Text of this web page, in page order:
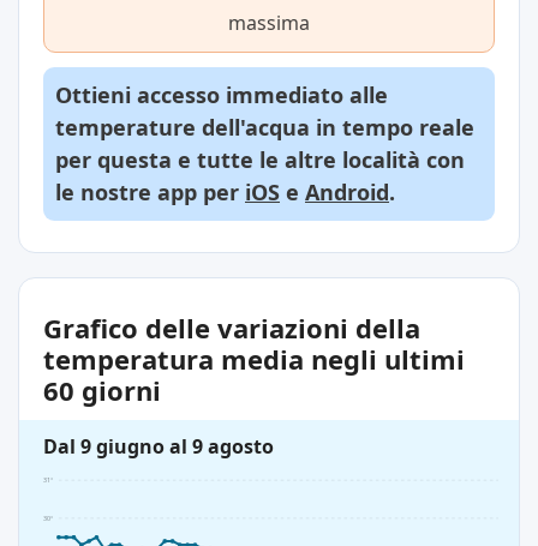
massima
Ottieni accesso immediato alle
temperature dell'acqua in tempo reale
per questa e tutte le altre località con
le nostre app per iOS e Android.
Grafico delle variazioni della
temperatura media negli ultimi
60 giorni
Dal 9 giugno al 9 agosto
30°
31°